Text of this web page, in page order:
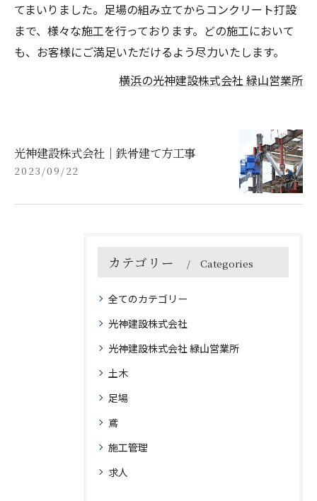
てまいりました。足場の組み立てからコンクリート打設
まで、様々な施工を行っております。どの施工において
も、お客様にご満足いただけるよう尽力いたします。
横浜の光神建設株式会社 緑山営業所
光神建設株式会社｜鉄骨建て方工事
2023/09/22
カテゴリー Categories
全てのカテゴリー
光神建設株式会社
光神建設株式会社 緑山営業所
土木
足場
鳶
施工管理
求人